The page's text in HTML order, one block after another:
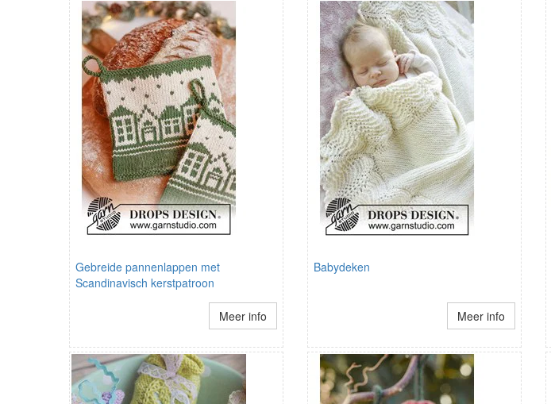
Gebreide pannenlappen met
Scandinavisch kerstpatroon
Meer info
Babydeken
Meer info